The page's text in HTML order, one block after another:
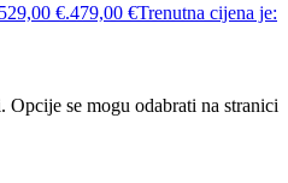
€.479,00 €Trenutna cijena je:
se mogu odabrati na stranici